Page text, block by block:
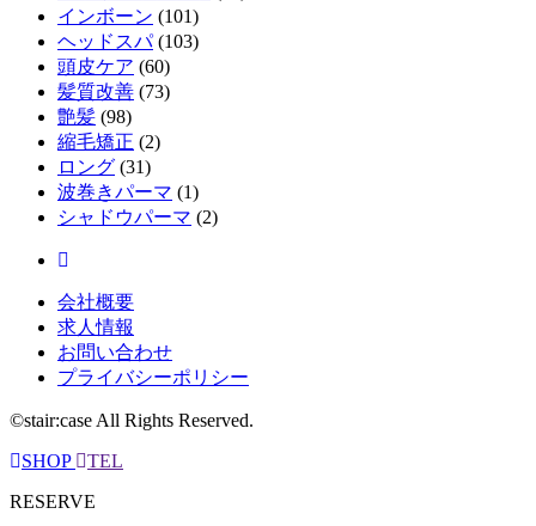
インボーン (101)
ヘッドスパ(103)
頭皮ケア (60)
髪質改善 (73)
艶髪 (98)
縮毛矯正 (2)
ロング (31)
波巻きパーマ (1)
シャドウパーマ (2)
会社概要
求人情報
お問い合わせ
プライバシーポリシー
©stair:case All Rights Reserved.
SHOP
TEL
RESERVE